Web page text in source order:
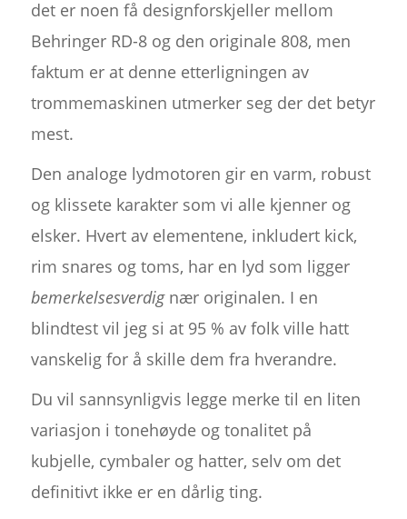
det er noen få designforskjeller mellom
Behringer RD-8 og den originale 808, men
faktum er at denne etterligningen av
trommemaskinen utmerker seg der det betyr
mest.
Den analoge lydmotoren gir en varm, robust
og klissete karakter som vi alle kjenner og
elsker. Hvert av elementene, inkludert kick,
rim snares og toms, har en lyd som ligger
bemerkelsesverdignær originalen. I en
blindtest vil jeg si at 95 % av folk ville hatt
vanskelig for å skille dem fra hverandre.
Du vil sannsynligvis legge merke til en liten
variasjon i tonehøyde og tonalitet på
kubjelle, cymbaler og hatter, selv om det
definitivt ikke er en dårlig ting.